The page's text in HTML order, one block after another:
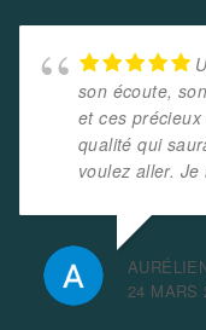
son écoute,
et ces
qualité qui
voulez aller.
24 MARS